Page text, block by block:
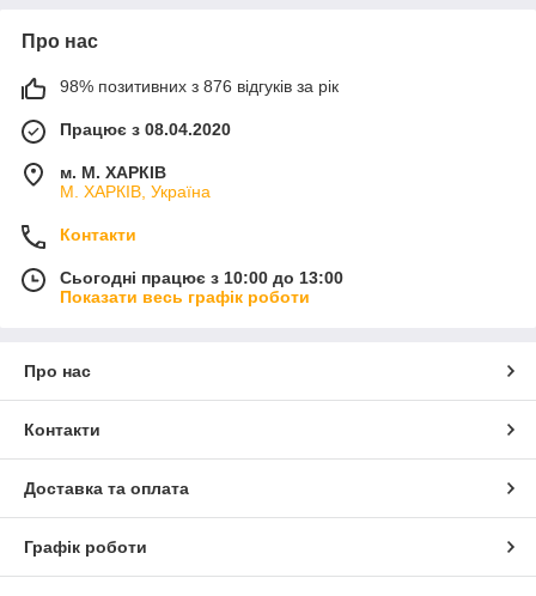
Про нас
98% позитивних з 876 відгуків за рік
Працює з 08.04.2020
м. М. ХАРКІВ
М. ХАРКІВ, Україна
Контакти
Сьогодні працює з 10:00 до 13:00
Показати весь графік роботи
Про нас
Контакти
Доставка та оплата
Графік роботи